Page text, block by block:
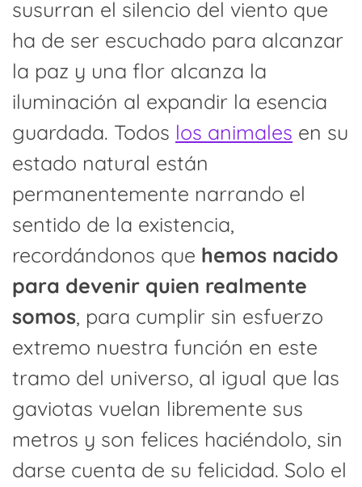
susurran el silencio del viento que
ha de ser escuchado para alcanzar
la paz y una flor alcanza la
iluminación al expandir la esencia
guardada. Todos los animales en su
estado natural están
permanentemente narrando el
sentido de la existencia,
recordándonos que hemos nacido
para devenir quien realmente
somos, para cumplir sin esfuerzo
extremo nuestra función en este
tramo del universo, al igual que las
gaviotas vuelan libremente sus
metros y son felices haciéndolo, sin
darse cuenta de su felicidad. Solo el